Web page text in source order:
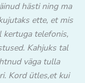
hästi ning ma
ette, et mis
kertuga telefonis,
Kahjuks tal
väga tulla
Kord ütles,et kui